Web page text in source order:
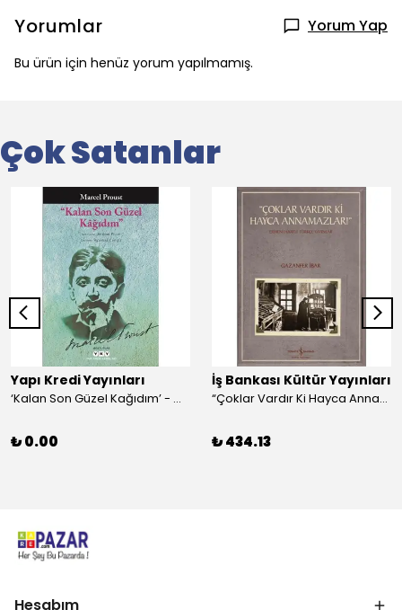
Yorumlar Yorum Yap
Bu ürün için henüz yorum yapılmamış.
Çok Satanlar
Yapı Kredi Yayınları
‘Kalan Son Güzel Kağıdım’ - Marcel Proust
₺ 0.00
İş Bankası Kültür Yayınları
“Çoklar Vardır Ki Hayca Annamazlar!” - Gazanfer İbar
₺ 434.13
Hesabım